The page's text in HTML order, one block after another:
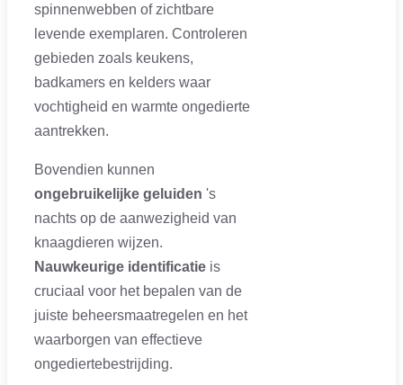
spinnenwebben of zichtbare
levende exemplaren. Controleren
gebieden zoals keukens,
badkamers en kelders waar
vochtigheid en warmte ongedierte
aantrekken.
Bovendien kunnen
ongebruikelijke geluiden 's
nachts op de aanwezigheid van
knaagdieren wijzen.
Nauwkeurige identificatie is
cruciaal voor het bepalen van de
juiste beheersmaatregelen en het
waarborgen van effectieve
ongediertebestrijding.